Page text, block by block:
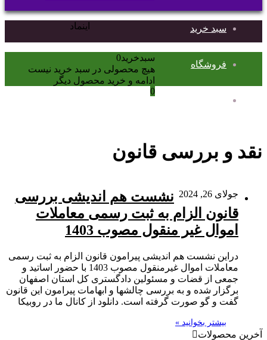
سبد خرید
فروشگاه
برای
نقد و بررسی قانون
جولای 26, 2024
نشست هم اندیشی بررسی
قانون الزام به ثبت رسمی معاملات
اموال غیر منقول مصوب 1403
دراین نشست هم اندیشی پیرامون قانون الزام به ثبت رسمی
معاملات اموال غیرمنقول مصوب 1403 با حضور اساتید و
جمعی از قضات و مسئولین دادگستری کل استان اصفهان
برگزار شده و به بررسی چالشها و ابهامات پیرامون این قانون
گفت و گو صورت گرفته است. دانلود از کانال ما در روبیکا
بیشتر بخوانید »
آخرین محصولات
اینماد
بازگشت
به
بالا
سبدخرید0
هیچ محصولی در سبد خرید نیست
ادامه و خرید محصول دیگر
0